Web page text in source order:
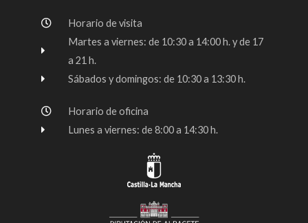
o
o
-
r
a
m
e
Horario de visita
Martes a viernes: de 10:30 a 14:00 h. y de 17
a 21 h.
Sábados y domingos: de 10:30 a 13:30 h.
Horario de oficina
Lunes a viernes: de 8:00 a 14:30 h.